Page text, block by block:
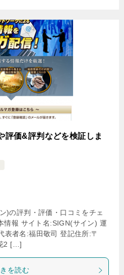
評価&評判などを検証しま
)の評判・評価・口コミをチェ
情報 サイト名:SIGN(サイン) 運
表者名:福田敬司 登記住所:〒
2 […]
を読む